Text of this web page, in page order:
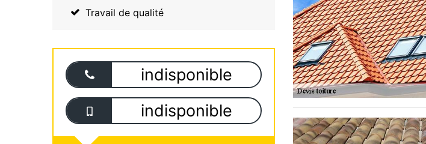
Travail de qualité
indisponible
indisponible